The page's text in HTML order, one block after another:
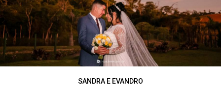
SANDRA E EVANDRO